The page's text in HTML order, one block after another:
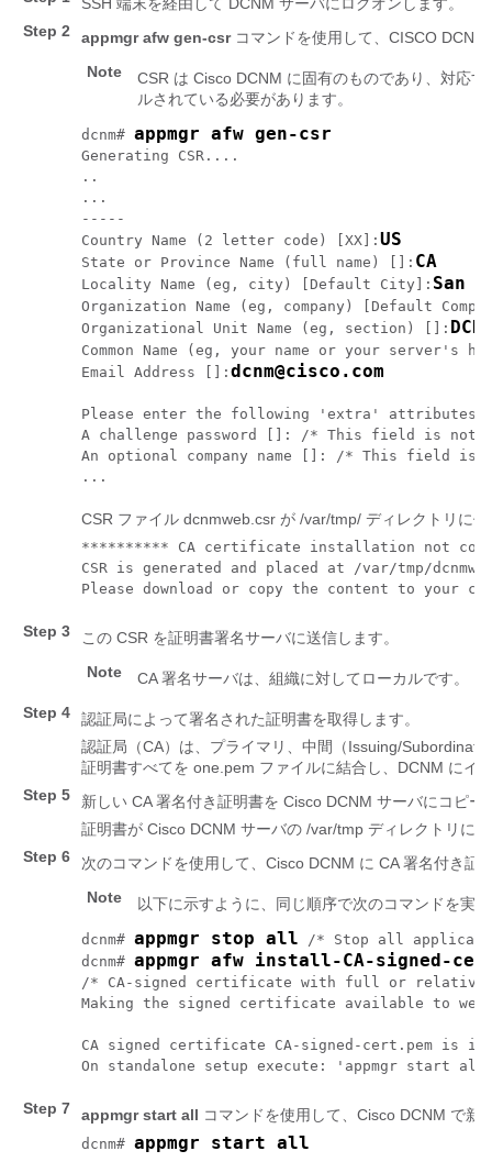
Step 2
appmgr afw gen-csr コマンドを使用して、CISCO
Note
CSR は Cisco DCNM に固有のものであり、対応
ルされている必要があります。
dcnm# appmgr afw gen-csr
Generating CSR....
..
...
-----
Country Name (2 letter code) [XX]: US
State or Province Name (full name) []: CA
Locality Name (eg, city) [Default City]: San
Organization Name (eg, company) [Default
Organizational Unit Name (eg, section) []:
Common Name (eg, your name or your server's
Email Address []: dcnm@cisco.com
Please enter the following 'extra' attributes
A challenge password []: /* This field is not
An optional company name []: /* This field is
...
CSR ファイル dcnmweb.csr が /var/tmp/ ディレクトリに
********** CA certificate installation not
CSR is generated and placed at /var/tmp/
Step 3
この CSR を証明書署名サーバに送信します。
Note
CA 署名サーバは、組織に対してローカルです。
Step 4
認証局によって署名された証明書を取得します。
認証局（CA）は、プライマリ、中間（Issuing/
証明書すべてを one .pem ファイルに結合し、DCNM にイ
Step 5
新しい CA 署名付き証明書を Cisco DCNM サーバにコピー
証明書が Cisco DCNM サーバの /var/tmp ディレクトリに
Step 6
次のコマンドを使用して、Cisco DCNM に CA 署名付き証
Note
以下に示すように、同じ順序で次のコマンドを実
dcnm# appmgr stop all /* Stop all
dcnm# appmgr afw install-CA-signed-
/* CA-signed certificate with full or relative
Making the signed certificate available to
CA signed certificate CA-signed-cert.pem
Step 7 appmgr start all コマンドを使用して、Cisco DCNM で新
dcnm# appmgr start all